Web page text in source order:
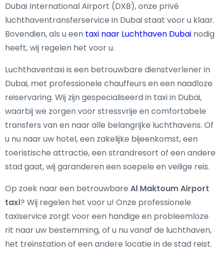
Dubai International Airport (DXB), onze privé
luchthaventransferservice in Dubaistaat voor u klaar.
Bovendien, als u een taxi naar Luchthaven Dubai nodig
heeft, wij regelen het voor u.
Luchthaventaxi is een betrouwbare dienstverlener in
Dubai, met professionele chauffeurs en een naadloze
reiservaring. Wij zijn gespecialiseerd in taxi in Dubai,
waarbij we zorgen voor stressvrije en comfortabele
transfers van en naar alle belangrijke luchthavens. Of
u nu naar uw hotel, een zakelijke bijeenkomst, een
toeristische attractie, een strandresort of een andere
stad gaat, wij garanderen een soepele en veilige reis.
Op zoek naar een betrouwbare Al Maktoum Airport
taxi? Wij regelen het voor u! Onze professionele
taxiservice zorgt voor een handige en probleemloze
rit naar uw bestemming, of u nu vanaf de luchthaven,
het treinstation of een andere locatie in de stad reist.